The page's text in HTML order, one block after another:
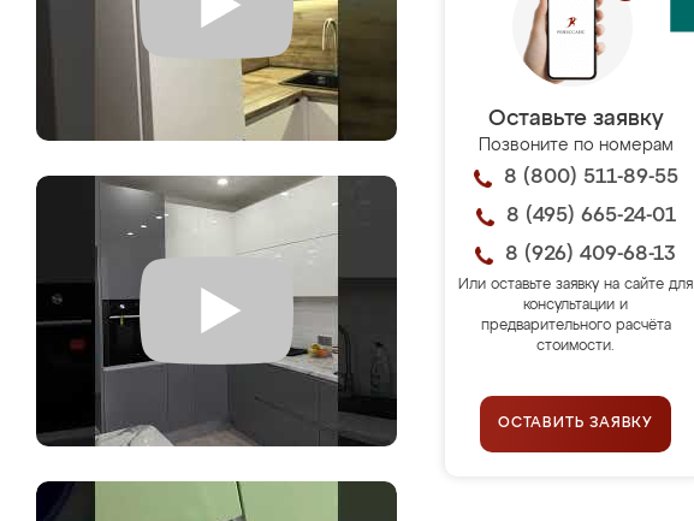
Оставьте заявку
Позвоните по номерам
8 (800) 511-89-55
8 (495) 665-24-01
8 (926) 409-68-13
Или оставьте заявку на сайте для
консультации и
предварительного расчёта
стоимости.
ОСТАВИТЬ ЗАЯВКУ